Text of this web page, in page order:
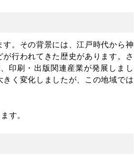
。その背景には、江戸時代から神
行われてきた歴史があります。さ
印刷・出版関連産業が発展しまし
く変化しましたが、この地域では
す。